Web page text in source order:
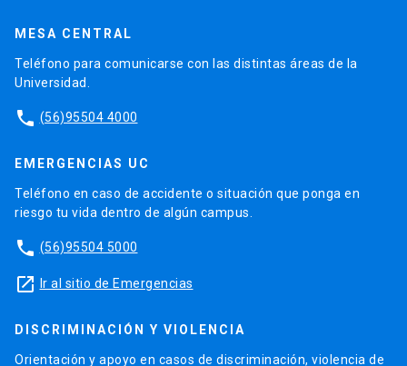
MESA CENTRAL
Teléfono para comunicarse con las distintas áreas de la
Universidad.
phone (56)95504 4000
EMERGENCIAS UC
Teléfono en caso de accidente o situación que ponga en
riesgo tu vida dentro de algún campus.
phone (56)95504 5000
launch Ir al sitio de Emergencias
DISCRIMINACIÓN Y VIOLENCIA
Orientación y apoyo en casos de discriminación, violencia de